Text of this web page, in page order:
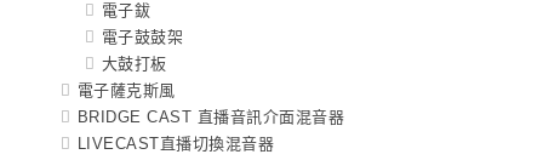
電子鈸
電子鼓鼓架
大鼓打板
電子薩克斯風
BRIDGE CAST 直播音訊介面混音器
LIVECAST直播切換混音器